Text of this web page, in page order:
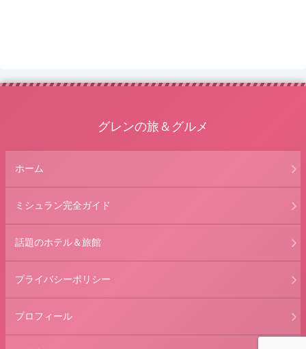
グレンの旅＆グルメ
ホーム
ミシュラン完全ガイド
話題のホテル＆旅館
プライバシーポリシー
プロフィール